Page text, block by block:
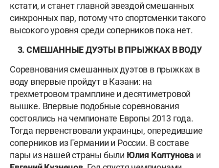
кстати, и станет главной звездой смешанных
синхронных пар, потому что спортсменки такого
высокого уровня среди соперников пока нет.
3. СМЕШАННЫЕ ДУЭТЫ В ПРЫЖКАХ В ВОДУ
Соревнования смешанных дуэтов в прыжках в
воду впервые пройдут в Казани: на
трехметровом трамплине и десятиметровой
вышке. Впервые подобные соревнования
состоялись на чемпионате Европы 2013 года.
Тогда первенствовали украинцы, опередившие
соперников из Германии и России. В составе
пары из нашей страны были Юлия Колтунова и